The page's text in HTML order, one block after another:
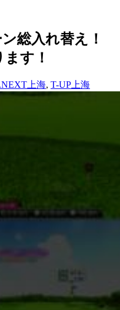
総入れ替え！
す！
上海, T-UP上海